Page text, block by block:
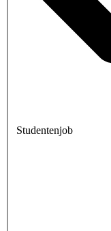
Studentenjob